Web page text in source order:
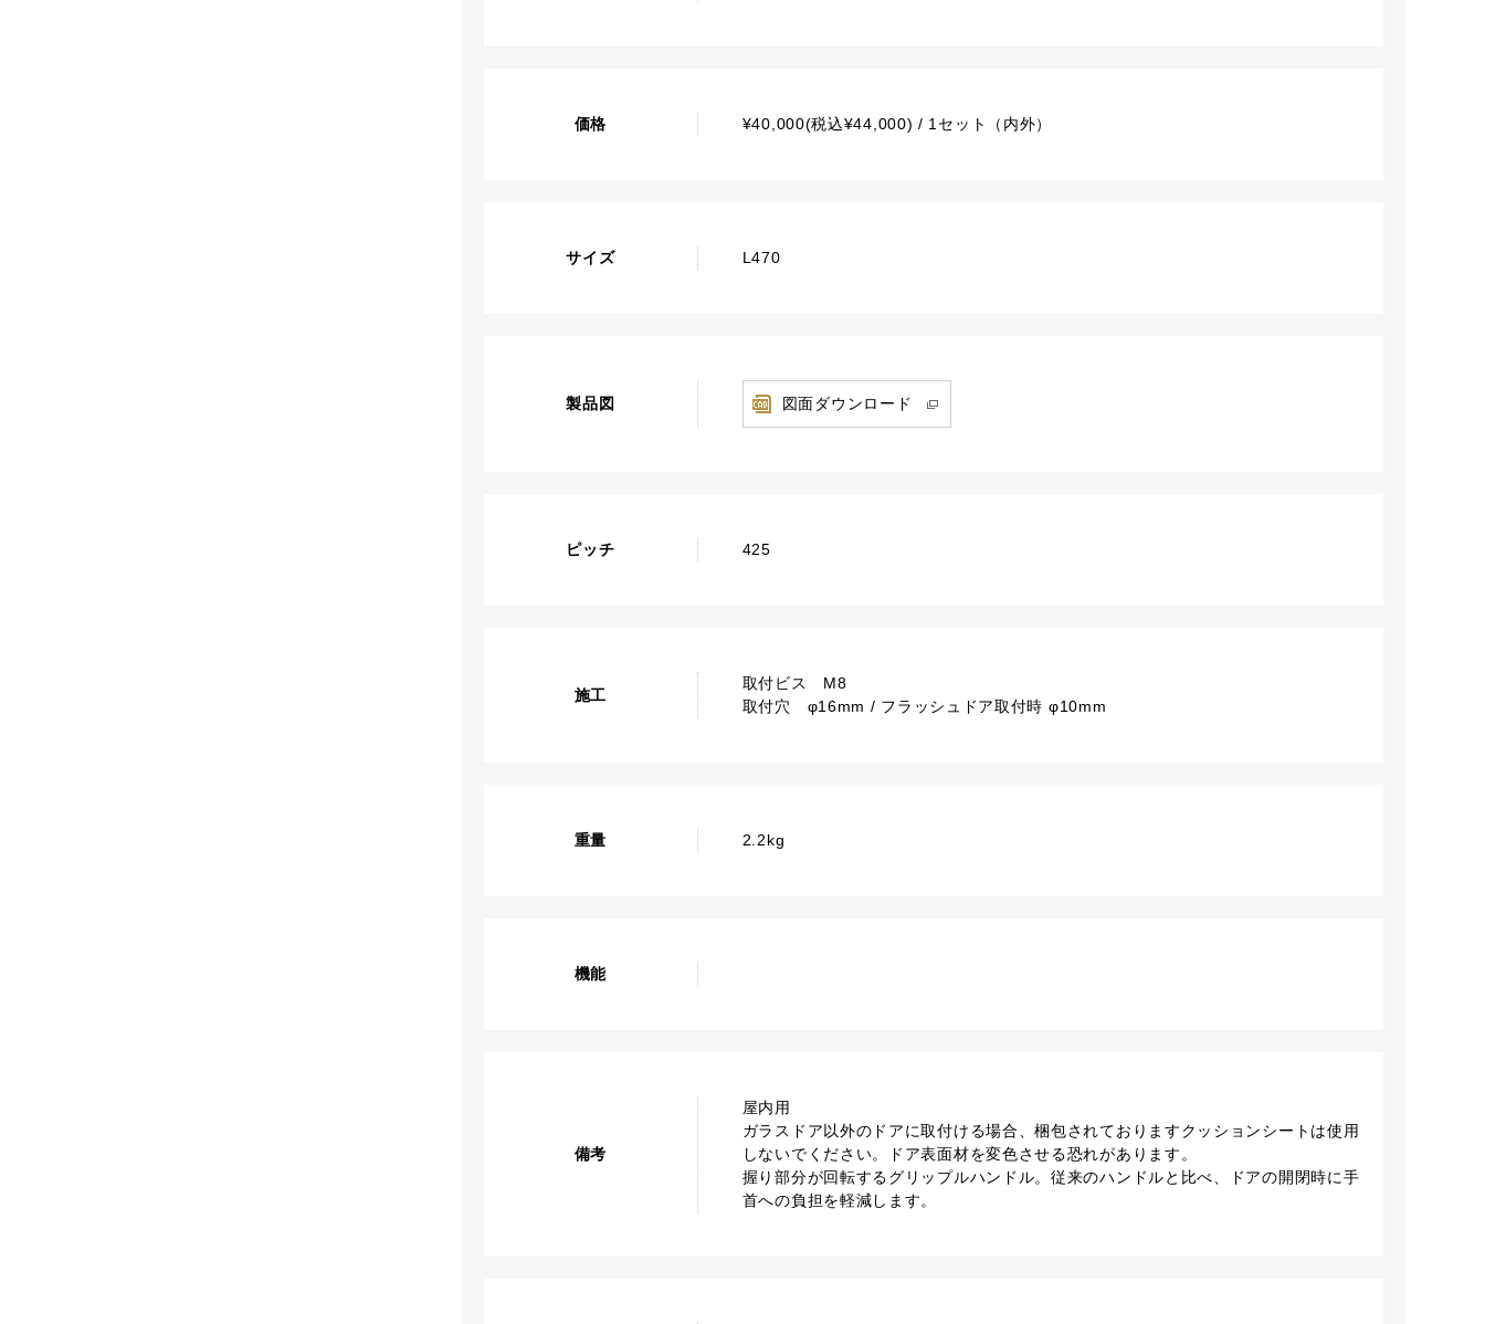
価格 ¥40,000(税込¥44,000) / 1セット（内外）
サイズ L470
製品図 図面ダウンロード
ピッチ 425
施工
取付ビス M8
取付穴 φ16mm / フラッシュドア取付時 φ10mm
重量 2.2kg
機能
備考
屋内用
ガラスドア以外のドアに取付ける場合、梱包されておりますクッションシートは使用
しないでください。ドア表面材を変色させる恐れがあります。
握り部分が回転するグリップルハンドル。従来のハンドルと比べ、ドアの開閉時に手
首への負担を軽減します。